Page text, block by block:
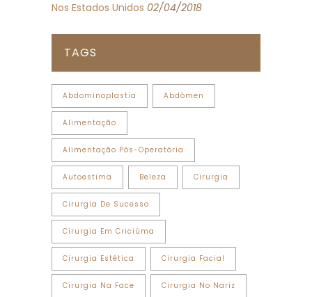
Nos Estados Unidos 02/04/2018
TAGS
Abdominoplastia Abdômen
Alimentação
Alimentação Pós-Operatória
Autoestima Beleza Cirurgia
Cirurgia De Sucesso
Cirurgia Em Criciúma
Cirurgia Estética Cirurgia Facial
Cirurgia Na Face Cirurgia No Nariz